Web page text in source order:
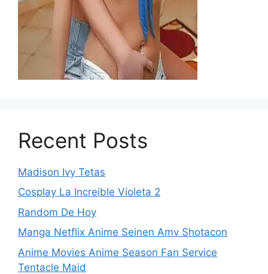
Recent Posts
Madison Ivy Tetas
Cosplay La Increible Violeta 2
Random De Hoy
Manga Netflix Anime Seinen Amv Shotacon
Anime Movies Anime Season Fan Service
Tentacle Maid